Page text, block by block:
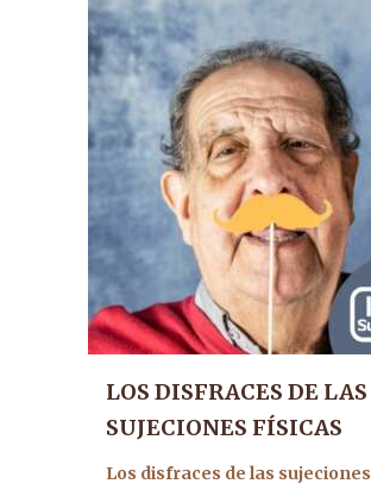
LOS DISFRACES DE LAS
SUJECIONES FÍSICAS
Los disfraces de las sujeciones